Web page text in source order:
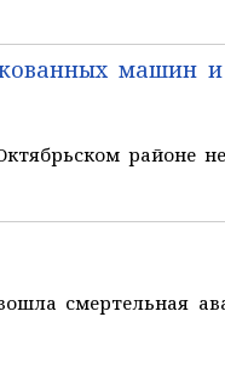
машин
районе
смертельная